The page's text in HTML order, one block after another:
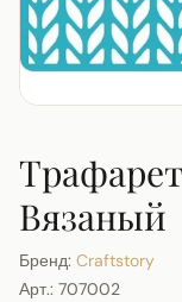
Вязаный
Бренд: Craftstory
Арт.: 707002